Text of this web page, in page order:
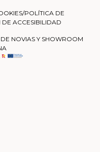
/POLÍTICA DE
ACCESIBILIDAD
NOVIAS Y SHOWROOM